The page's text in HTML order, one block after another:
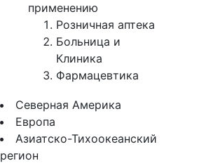
применению
Розничная аптека
Больница и
Клиника
Фармацевтика
Северная Америка
Европа
Азиатско-Тихоокеанский
регион